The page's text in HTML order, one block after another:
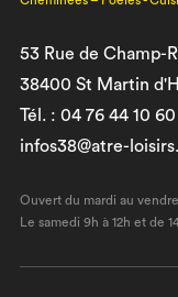
53 Rue de Champ-
38400 St Martin
Tél. : 04 76 44 10 60
infos38@atre-
Ouvert du mardi au
Le samedi 9h à 12h et de